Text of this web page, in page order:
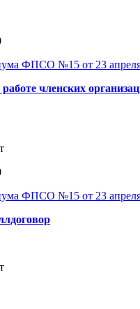
ФПСО №15 от 23 апреля
членских
ФПСО №15 от 23 апреля